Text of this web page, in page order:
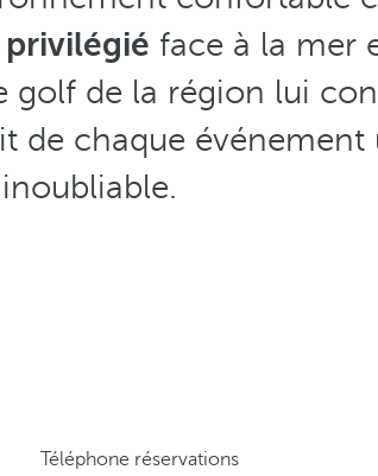
face à la mer
golf de la région lui
de chaque événement
Téléphone réservations